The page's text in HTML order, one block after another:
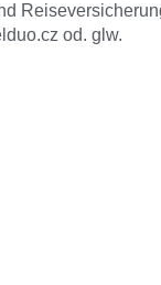
od. glw.